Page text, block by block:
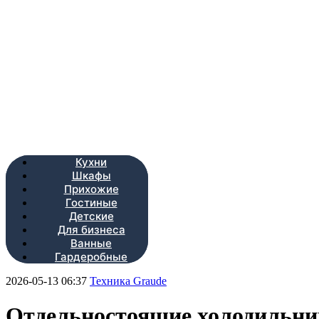
Кухни
Шкафы
Прихожие
Гостиные
Детские
Для бизнеса
Ванные
Гардеробные
2026-05-13 06:37 Техника Graude